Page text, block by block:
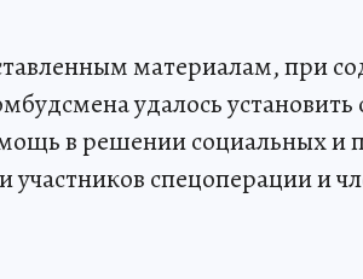
материалам, при
удалось
в решении социальных и
участников спецоперации и